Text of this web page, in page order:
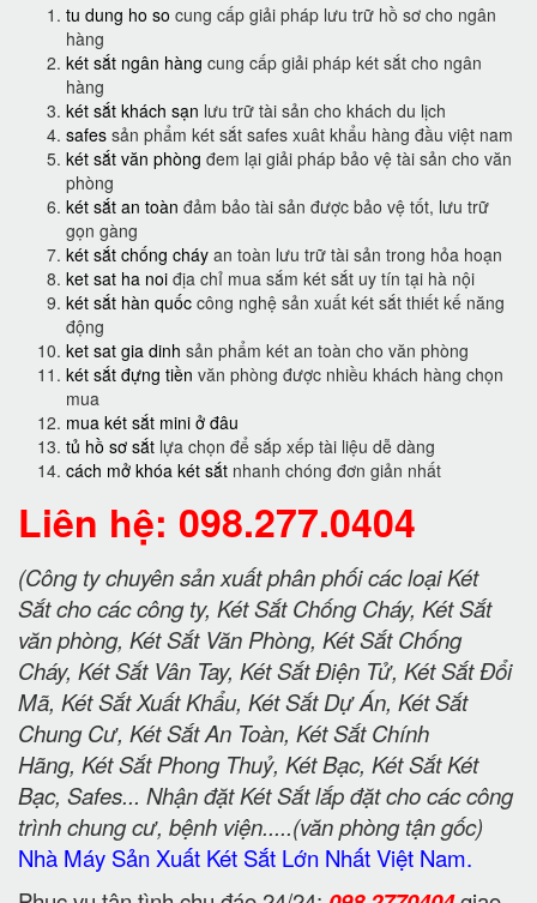
tu dung ho so cung cấp giải pháp lưu trữ hồ sơ cho ngân
hàng
két sắt ngân hàng cung cấp giải pháp két sắt cho ngân
hàng
két sắt khách sạn lưu trữ tài sản cho khách du lịch
safes sản phẩm két sắt safes xuât khẩu hàng đầu việt nam
két sắt văn phòng đem lại giải pháp bảo vệ tài sản cho văn
phòng
két sắt an toàn đảm bảo tài sản được bảo vệ tốt, lưu trữ
gọn gàng
két sắt chống cháy an toàn lưu trữ tài sản trong hỏa hoạn
ket sat ha noi địa chỉ mua sắm két sắt uy tín tại hà nội
két sắt hàn quốc công nghệ sản xuất két sắt thiết kế năng
động
ket sat gia dinh sản phẩm két an toàn cho văn phòng
két sắt đựng tiền văn phòng được nhiều khách hàng chọn
mua
mua két sắt mini ở đâu
tủ hồ sơ sắt lựa chọn để sắp xếp tài liệu dễ dàng
cách mở khóa két sắt nhanh chóng đơn giản nhất
Liên hệ: 098.277.0404
(Công ty chuyên sản xuất phân phối các loại Két
Sắt cho các công ty, Két Sắt Chống Cháy, Két Sắt
văn phòng, Két Sắt Văn Phòng, Két Sắt Chống
Cháy, Két Sắt Vân Tay, Két Sắt Điện Tử, Két Sắt Đổi
Mã, Két Sắt Xuất Khẩu, Két Sắt Dự Án, Két Sắt
Chung Cư, Két Sắt An Toàn, Két Sắt Chính
Hãng, Két Sắt Phong Thuỷ, Két Bạc, Két Sắt Két
Bạc, Safes... Nhận đặt Két Sắt lắp đặt cho các công
trình chung cư, bệnh viện.....(văn phòng tận gốc)
Nhà Máy Sản Xuất Két Sắt Lớn Nhất Việt Nam.